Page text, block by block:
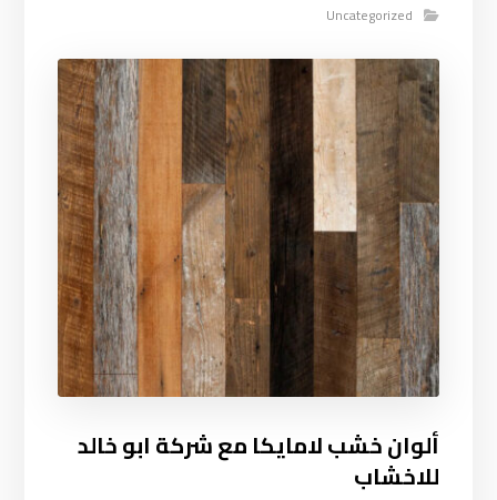
Uncategorized
ألوان خشب لامايكا مع شركة ابو خالد
للاخشاب